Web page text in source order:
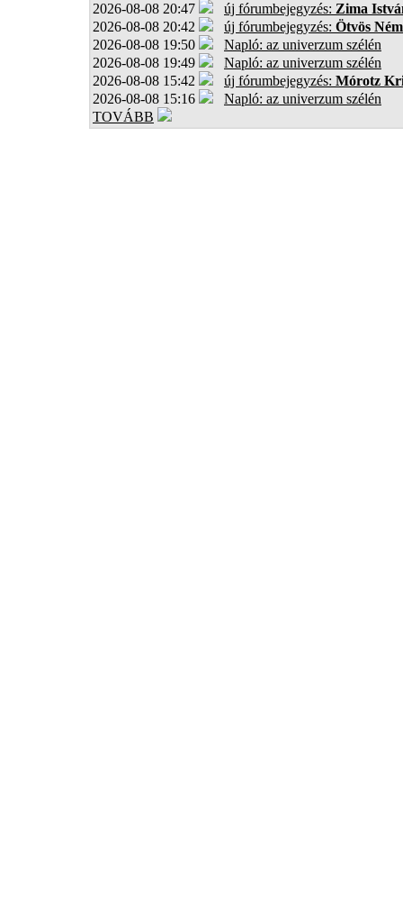
2026-08-08 20:47 új fórumbejegyzés: Zima
2026-08-08 20:42
új fórumbejegyzés: Ötvös
2026-08-08 19:50
Napló: az univerzum szélén
2026-08-08 19:49
Napló: az univerzum szélén
2026-08-08 15:42
új fórumbejegyzés: Mórotz
2026-08-08 15:16
Napló: az univerzum szélén
TOVÁBB